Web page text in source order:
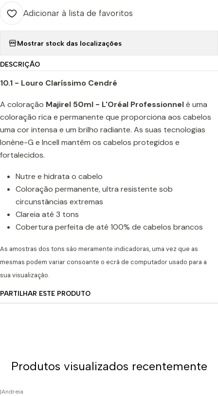
Adicionar à lista de favoritos
Mostrar stock das localizações
DESCRIÇÃO
10.1 - Louro Claríssimo Cendré
A coloração Majirel 50ml - L'Oréal Professionnelé uma
coloração rica e permanente que proporciona aos cabelos
uma cor intensa e um brilho radiante. As suas tecnologias
Ionène-G e Incell mantêm os cabelos protegidos e
fortalecidos.
Nutre e hidrata o cabelo
Coloração permanente, ultra resistente sob
circunstâncias extremas
Clareia até 3 tons
Cobertura perfeita de até 100% de cabelos brancos
As amostras dos tons são meramente indicadoras, uma vez que as
mesmas podem variar consoante o ecrã de computador usado para a
sua visualização.
PARTILHAR ESTE PRODUTO
Produtos visualizados recentemente
|Andreia